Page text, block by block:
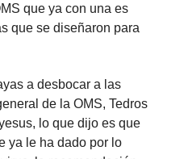
que ya con una es
que se diseñaron para
a desbocar a las
de la OMS, Tedros
lo que dijo es que
ya le ha dado por lo